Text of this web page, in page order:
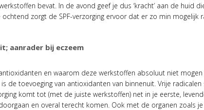
bevat. In de avond geef je dus ‘kracht’ aan de huid
ochtend zorgt de SPF-verzorging ervoor dat er zo min mogelijk
aanrader bij eczeem
en waarom deze werkstoffen absoluut niet
de toevoeging van antioxidanten van binnenuit. Vrije
komt tot (met de juiste werkstoffen) net in je eerste,
en overal terecht komen. Ook met de organen zoals